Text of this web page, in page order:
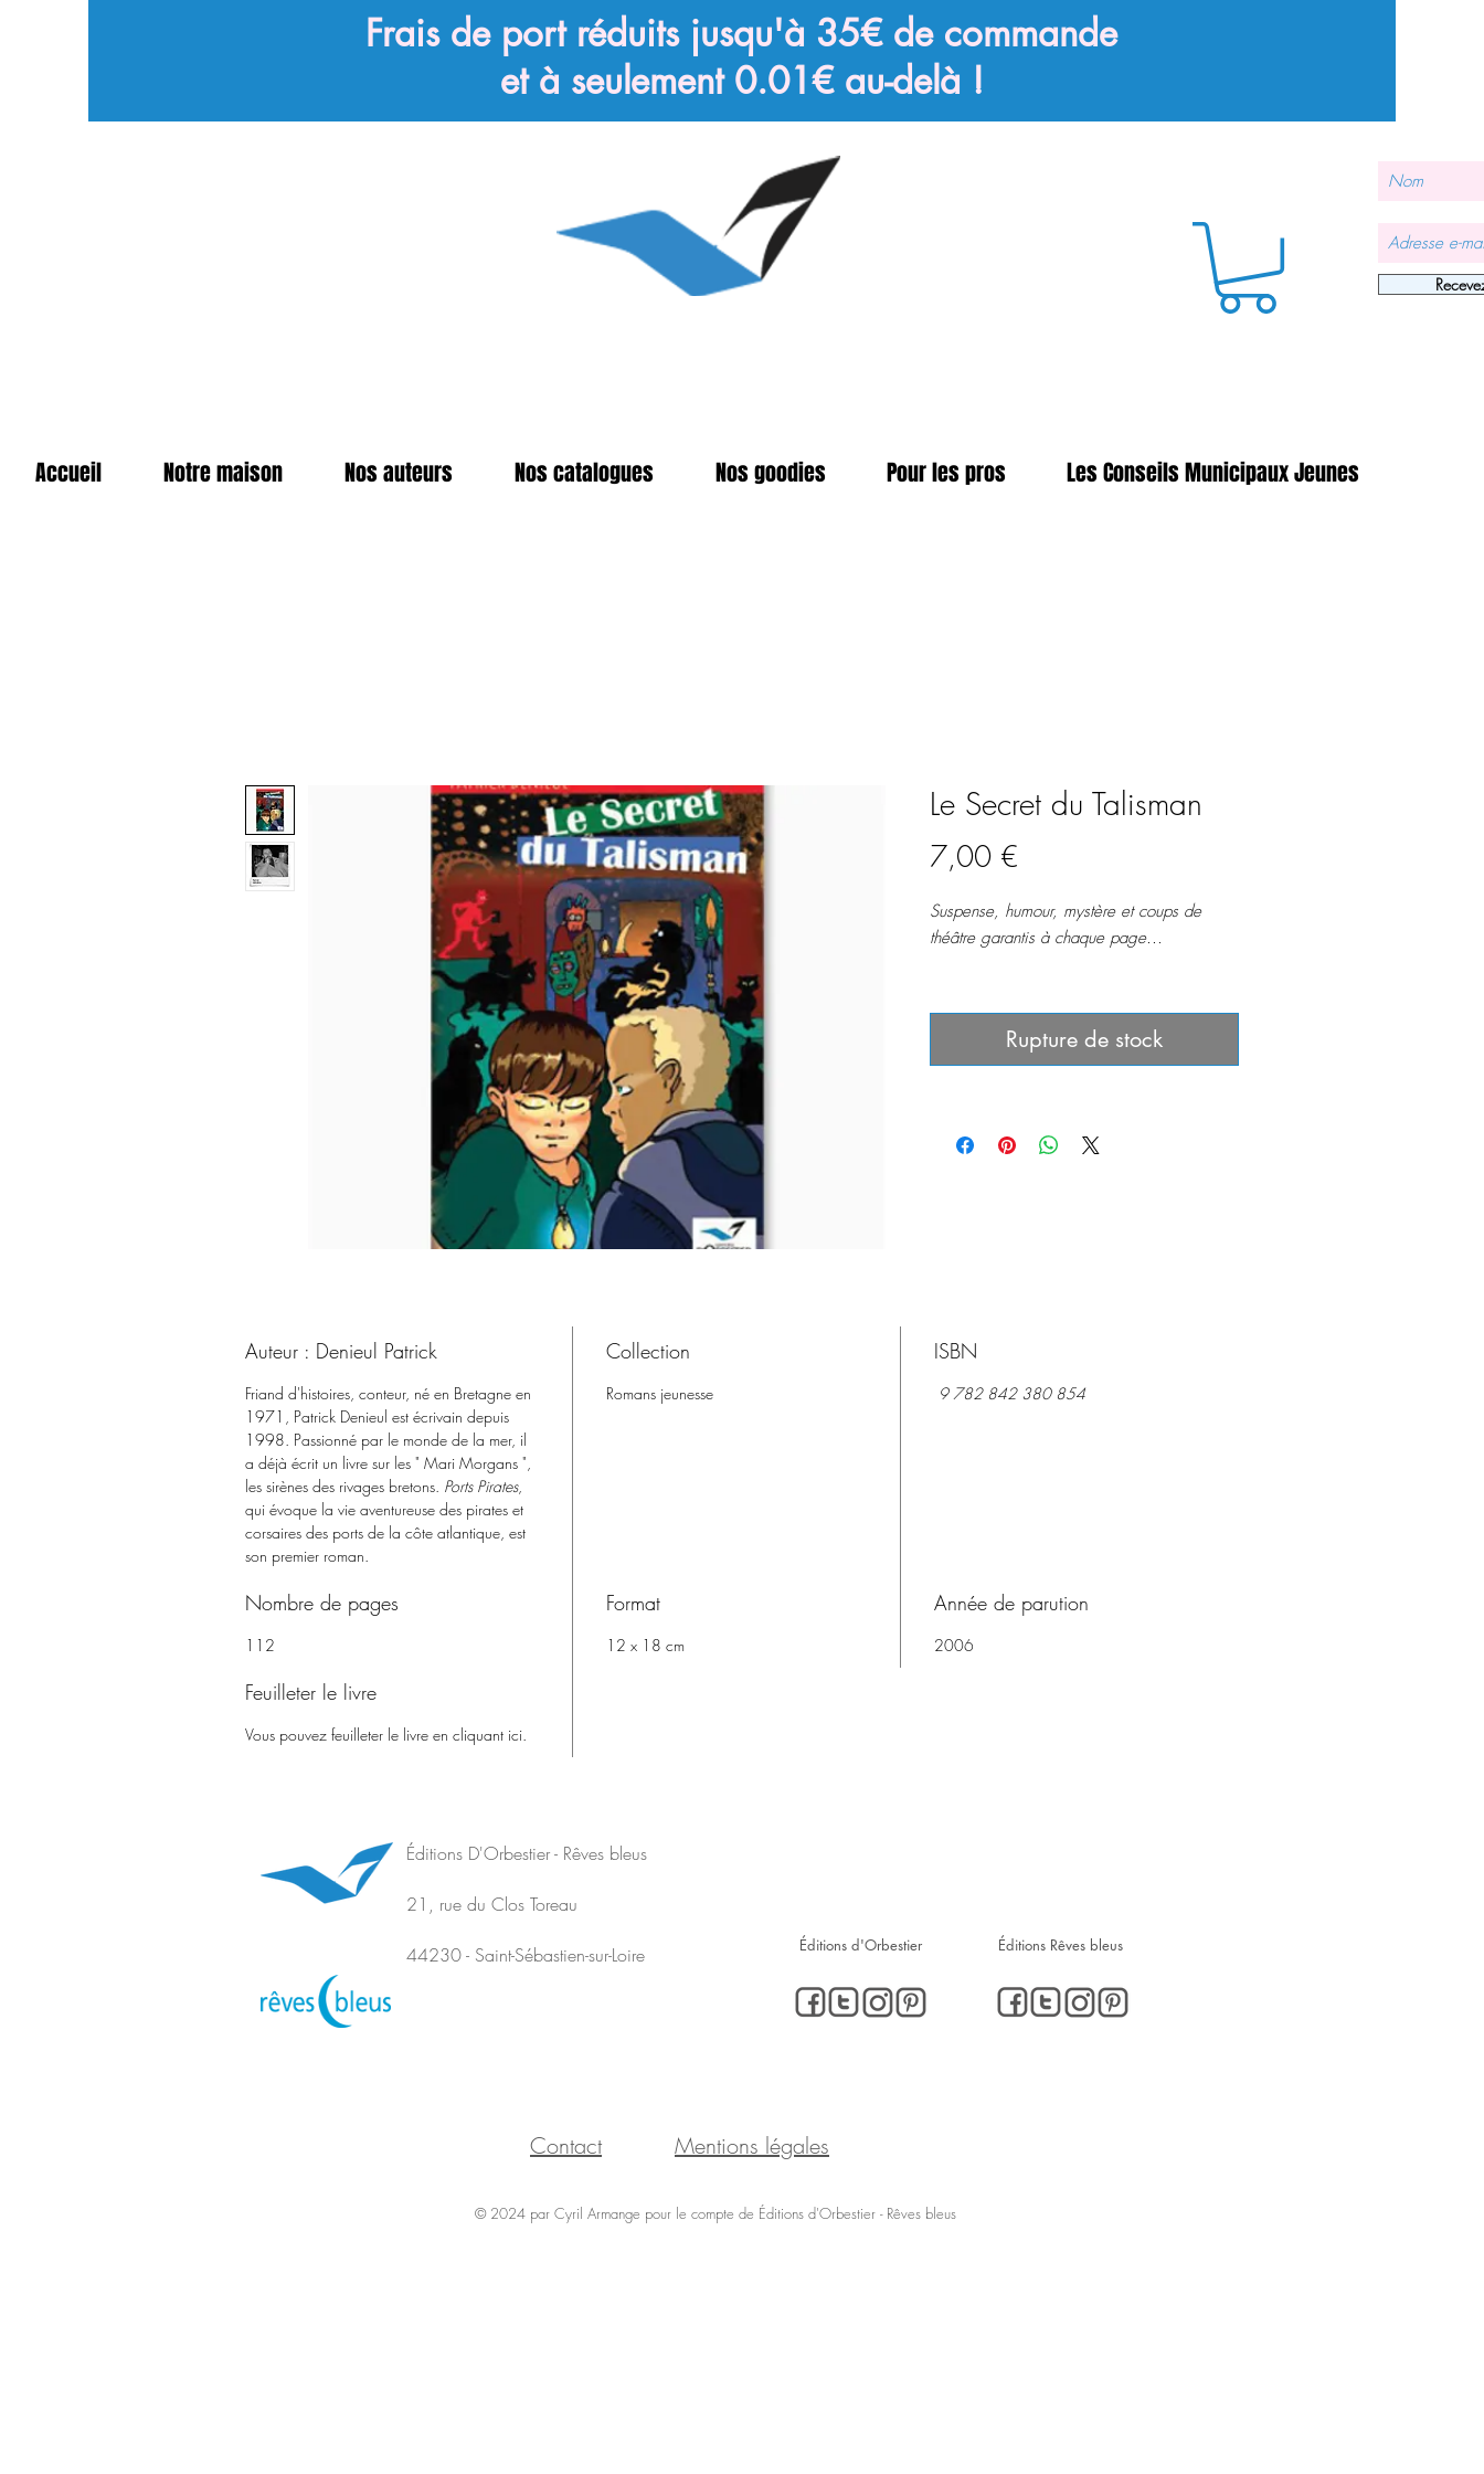
Frais de port réduits jusqu'à 35€ de commande
et à seulement 0.01€ au-delà !
Accueil Notre maison Nos auteurs Nos catalogues Nos goodies Pour les pros Les Conseils Municipaux Jeunes
Le Secret du Talisman
7,00 €
Suspense, humour, mystère et coups de
théâtre garantis à chaque page...
qu’on veuille bien la saisir. C’est ce que
vont découvrir Elvire et Raviv, deux
adolescents, en espionnant une vieille dame
magiques dont ils vont s’emparer. Pendant
Rupture de stock
Auteur : Denieul Patrick
Friand d'histoires, conteur, né en Bretagne en
1971, Patrick Denieul est écrivain depuis
1998. Passionné par le monde de la mer, il
a déjà écrit un livre sur les " Mari Morgans ",
les sirènes des rivages bretons. Ports Pirates,
qui évoque la vie aventureuse des pirates et
corsaires des ports de la côte atlantique, est
son premier roman.
Collection
Romans jeunesse
ISBN
9 782 842 380 854
Nombre de pages
112
Format
12 x 18 cm
Année de parution
2006
Feuilleter le livre
Vous pouvez feuilleter le livre en cliquant ici.
Éditions D'Orbestier - Rêves bleus
21, rue du Clos Toreau
44230 - Saint-Sébastien-sur-Loire Éditions Rêves bleus
Éditions d'Orbestier
Contact Mentions légales
© 2024 par Cyril Armange pour le compte de Éditions d'Orbestier - Rêves bleus